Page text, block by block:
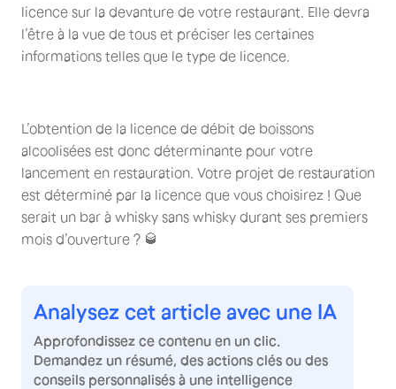
licence sur la devanture de votre restaurant. Elle devra
l’être à la vue de tous et préciser les certaines
informations telles que le type de licence.
L’obtention de la licence de débit de boissons
alcoolisées est donc déterminante pour votre
lancement en restauration. Votre projet de restauration
est déterminé par la licence que vous choisirez ! Que
serait un bar à whisky sans whisky durant ses premiers
mois d’ouverture ? 🥃
Analysez cet article avec une IA
Approfondissez ce contenu en un clic.
Demandez un résumé, des actions clés ou des
conseils personnalisés à une intelligence